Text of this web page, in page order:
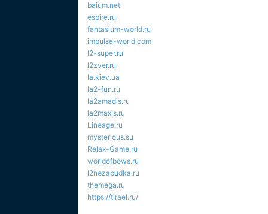
baium.net
espire.ru
fantasium-world.ru
impulse-world.com
l2-super.ru
l2zver.ru
la.kiev.ua
la2-fun.ru
la2amadis.ru
la2maxis.ru
Lineage.ru
mysterious.su
Relax-Game.ru
worldofbows.ru
l2nezabudka.ru
themega.ru
https://tirael.ru/